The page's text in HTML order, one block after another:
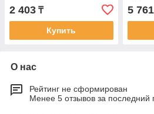
2 403 ₸
Купить
5 761
О нас
Рейтинг не сформирован
Менее 5 отзывов за последний